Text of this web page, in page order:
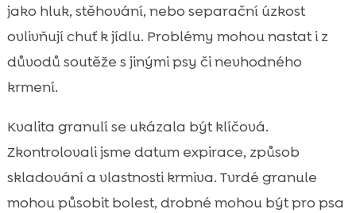
jako hluk, stěhování, nebo separační úzkost
ovlivňují chuť k jídlu. Problémy mohou nastat i z
důvodů soutěže s jinými psy či nevhodného
krmení.
Kvalita granulí se ukázala být klíčová.
Zkontrolovali jsme datum expirace, způsob
skladování a vlastnosti krmiva. Tvrdé granule
mohou působit bolest, drobné mohou být pro psa